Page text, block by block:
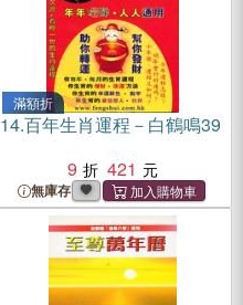
滿額折
14.百年生肖運程－白鶴鳴39
9
421
無庫存